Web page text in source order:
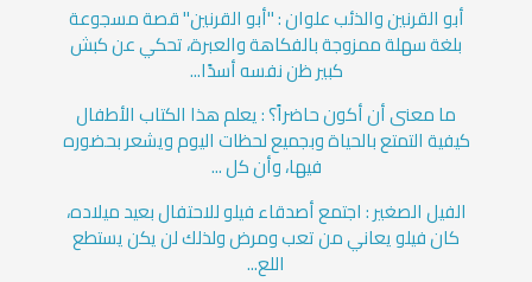
أبو القرنين والذئب علوان : "أبو القرنين" قصة مسجوعة
بلغة سهلة ممزوجة بالفكاهة والعبرة، تحكي عن كبش
كبير ظن نفسه أسدًا...
ما معنى أن أكون حاضراً؟ : يعلم هذا الكتاب الأطفال
كيفية التمتع بالحياة وبجميع لحظات اليوم ويشعر بحضوره
فيها، وأن كل ...
الفيل الصغير : اجتمع أصدقاء فيلو للاحتفال بعيد ميلاده،
كان فيلو يعاني من تعب ومرض ولذلك لن يكن يستطع
اللع...